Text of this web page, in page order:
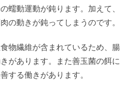
蠕動運動が鈍ります。加えて、
の動きが鈍ってしまうのです。
物繊維が含まれているため、腸
があります。また善玉菌の餌に
する働きがあります。